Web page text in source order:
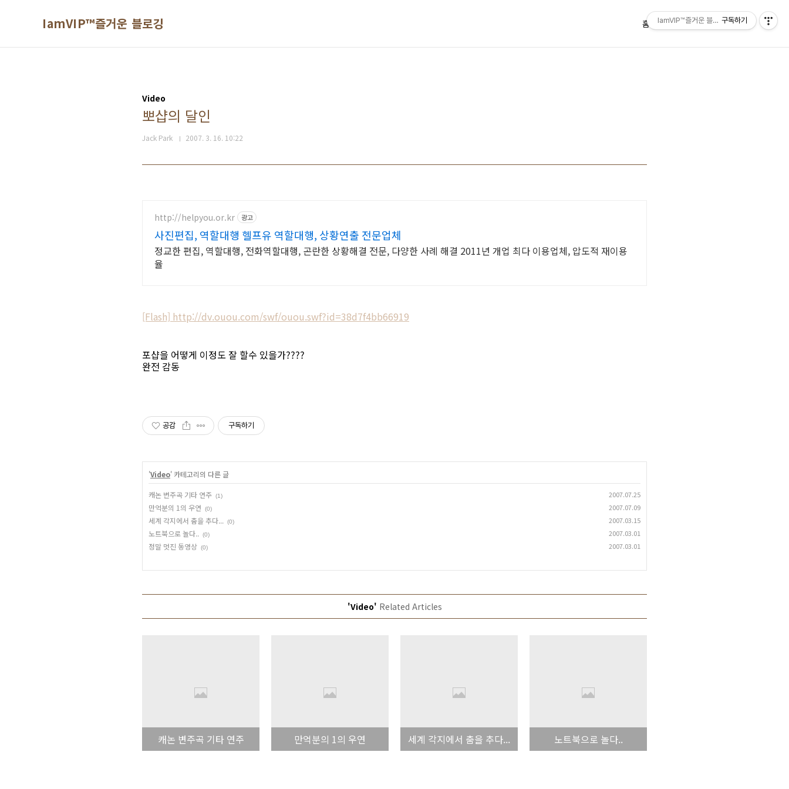
IamVIP™즐거운 블로깅 홈 태그 방명록
Video
뽀샵의 달인
Jack Park 2007. 3. 16. 10:22
http://helpyou.or.kr 광고
사진편집, 역할대행 헬프유 역할대행, 상황연출 전문업체
정교한 편집, 역할대행, 전화역할대행, 곤란한 상황해결 전문, 다양한 사례 해결 2011년 개업 최다 이용업체, 압도적 재이용
율
[Flash] http://dv.ouou.com/swf/ouou.swf?id=38d7f4bb66919
포샵을 어떻게 이정도 잘 할수 있을가????
완전 감동
공감 구독하기
'Video' 카테고리의 다른 글
캐논 변주곡 기타 연주 (1) 2007.07.25
만억분의 1의 우연 (0) 2007.07.09
세계 각지에서 춤을 추다... (0) 2007.03.15
노트북으로 놀다.. (0) 2007.03.01
정말 멋진 동영상 (0) 2007.03.01
'Video' Related Articles
캐논 변주곡 기타 연주 만억분의 1의 우연 세계 각지에서 춤을 추다... 노트북으로 놀다..
IamVIP™즐거운 블로깅구독하기